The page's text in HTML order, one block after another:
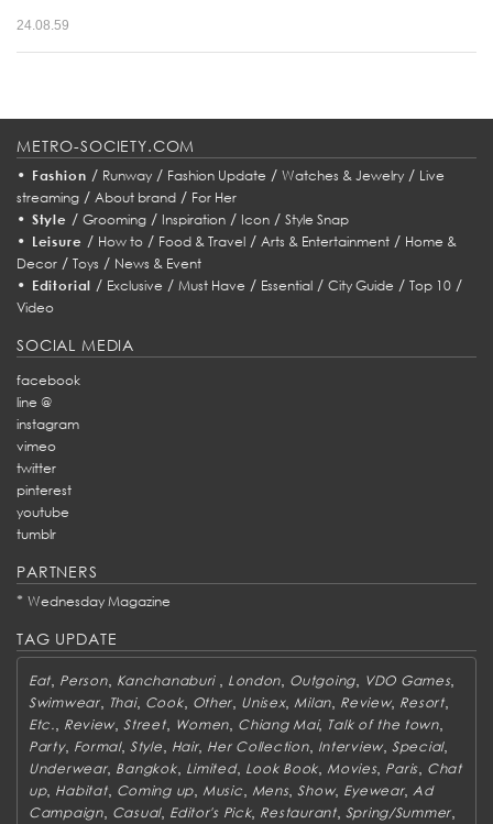
24.08.59
METRO-SOCIETY.COM
• Fashion / Runway/ Fashion Update / Watches & Jewelry/ Live
streaming / About brand / For Her
• Style / Grooming/ Inspiration/ Icon/ Style Snap
• Leisure / How to/ Food & Travel/ Arts & Entertainment/ Home &
Decor / Toys / News & Event
• Editorial / Exclusive /Must Have / Essential /City Guide /Top 10 /
Video
SOCIAL MEDIA
facebook
line @
instagram
vimeo
twitter
pinterest
youtube
tumblr
PARTNERS
* Wednesday Magazine
TAG UPDATE
Eat Person, Kanchanaburi London Outgoing, VDO Games,
Swimwear, Thai, Cook, Other Unisex, Milan Review, Resort,
Etc. Review,Street, Women Chiang Mai, Talk of the town,
Party, Formal, Style Hair, Her Collection, Interview,Special,
Underwear, Bangkok, Limited, Look Book Movies, Paris Chat
up, Habitat, Coming up, Music Mens,Show, Eyewear, Ad
Campaign, Casual, Editor's Pick, Restaurant, Spring/Summer